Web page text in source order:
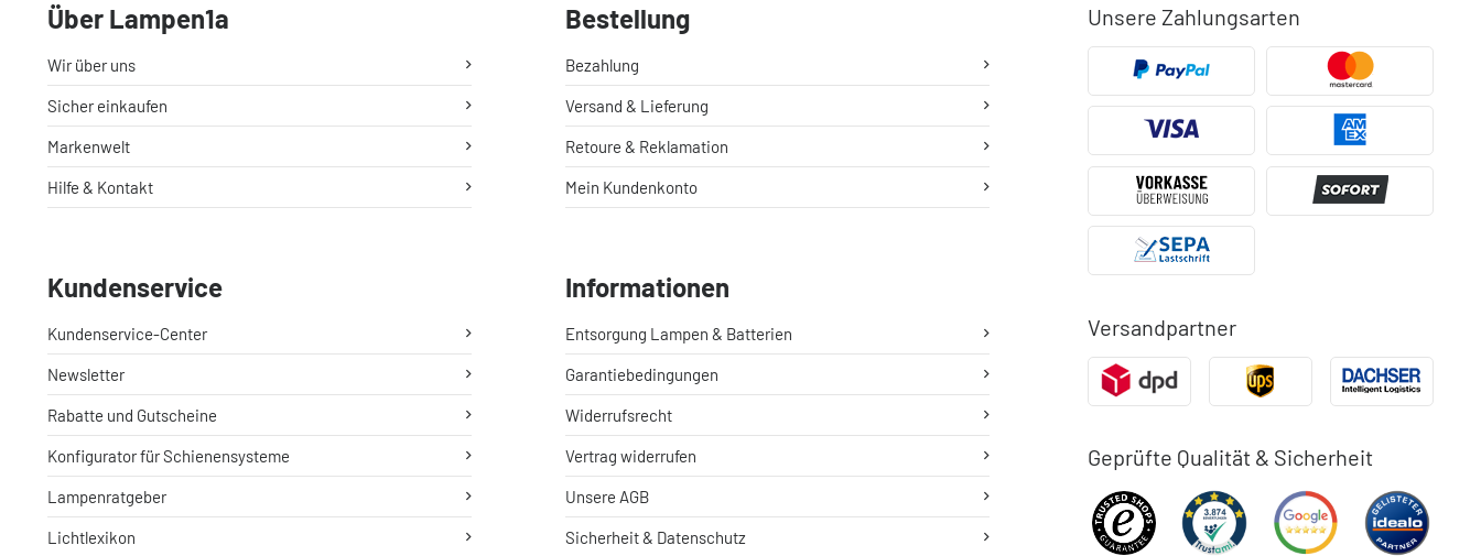
Unsere Zahlungsarten
Versandpartner
Geprüfte Qualität & Sicherheit
Über Lampen1a
Wir über uns
Sicher einkaufen
Markenwelt
Hilfe & Kontakt
Bestellung
Bezahlung
Versand & Lieferung
Retoure & Reklamation
Mein Kundenkonto
Kundenservice
Kundenservice-Center
Newsletter
Rabatte und Gutscheine
Konfigurator für Schienensysteme
Lampenratgeber
Lichtlexikon
Informationen
Entsorgung Lampen & Batterien
Garantiebedingungen
Widerrufsrecht
Vertrag widerrufen
Unsere AGB
Sicherheit & Datenschutz